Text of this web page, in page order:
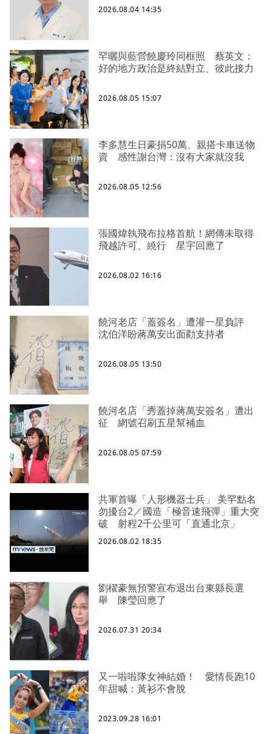
2026.08.04 14:35
罕曬與藍營饒慶玲同框照 蔡英文：
好的地方政治是終結對立、彼此接力
2026.08.05 15:07
李多慧生日豪捐50萬、親搭卡車送物
資 感性謝台灣：沒有大家就沒我
2026.08.05 12:56
張國煒執飛布拉格首航！網傳未取得
飛越許可、繞行 星宇回應了
2026.08.02 16:16
饒河老店「蓋簽名」遭灌一星負評
沈伯洋盼蔣萬安出面勸支持者
2026.08.05 13:50
饒河名店「秀蓋掉蔣萬安簽名」遭出
征 網號召刷五星幫補血
2026.08.05 07:59
共軍首曝「人形機器士兵」 美罕點名
勿擾台2／國造「極音速飛彈」重大突
破 射程2千公里可「直通北京」
2026.08.02 18:35
劉櫂豪無預警宣布退出台東縣長選
舉 陳瑩回應了
2026.07.31 20:34
又一啦啦隊女神結婚！ 愛情長跑10
年甜喊：黃衫不會脫
2023.09.28 16:01